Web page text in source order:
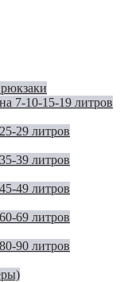
7-10-15-19 литров
29 литров
39 литров
49 литров
69 литров
90 литров